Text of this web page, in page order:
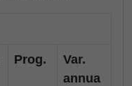
Prog.
Var.
annua